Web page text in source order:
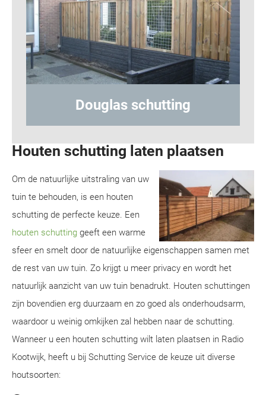
Hout-betonschutting
Houten schutting laten plaatsen
Om de natuurlijke uitstraling van uw
tuin te behouden, is een houten
schutting de perfecte keuze. Een
houten schutting geeft een warme
sfeer en smelt door de natuurlijke eigenschappen samen met
de rest van uw tuin. Zo krijgt u meer privacy en wordt het
natuurlijk aanzicht van uw tuin benadrukt. Houten schuttingen
zijn bovendien erg duurzaam en zo goed als onderhoudsarm,
waardoor u weinig omkijken zal hebben naar de schutting.
Wanneer u een houten schutting wilt laten plaatsen in Radio
Kootwijk, heeft u bij Schutting Service de keuze uit diverse
houtsoorten: